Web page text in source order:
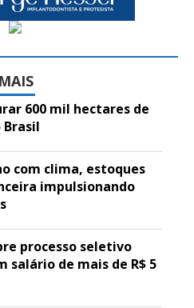
MAIS
600 mil hectares de
com clima, estoques
impulsionando
processo seletivo
salário de mais de R$ 5